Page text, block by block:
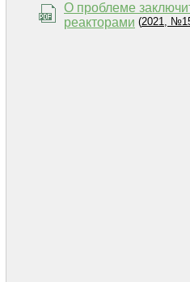
О проблеме
реакторами (2021,